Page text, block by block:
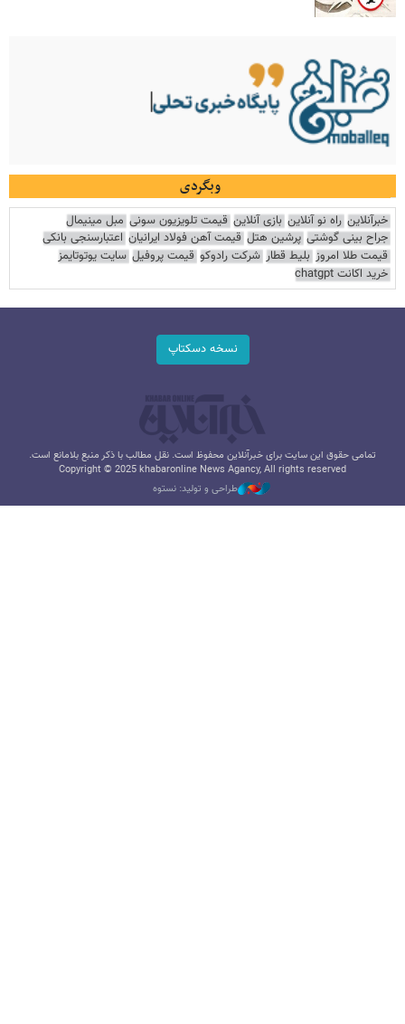
وبگردی
خبرآنلاین راه نو آنلاین بازی آنلاین قیمت تلویزیون سونی مبل مینیمال
جراح بینی گوشتی پرشین هتل قیمت آهن فولاد ایرانیان اعتبارسنجی بانکی
قیمت طلا امروز بلیط قطار شرکت رادوکو قیمت پروفیل سایت یوتوتایمز
خرید اکانت chatgpt
نسخه دسکتاپ
تمامی حقوق این سایت برای خبرآنلاین محفوظ است. نقل مطالب با ذکر منبع بلامانع است.
Copyright © 2025 khabaronline News Agancy, All rights reserved
طراحی و تولید: نستوه